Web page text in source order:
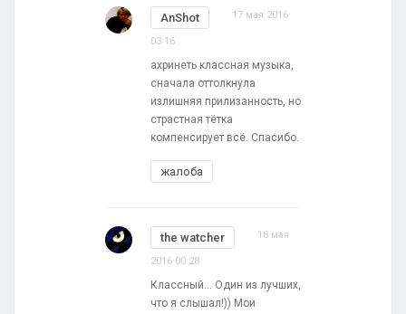
AnShot 17 мая 2016
03:16
ахринеть классная музыка,
сначала оттолкнула
излишняя прилизанность, но
страстная тётка
компенсирует всё. Спасибо.
жалоба
the watcher 18 мая
2016 00:28
Классный... Один из лучших,
что я слышал!)) Мои